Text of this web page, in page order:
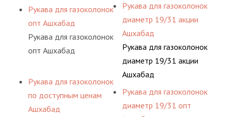
Рукава для газоколонок
опт Ашхабад
Рукава для газоколонок
опт Ашхабад
Рукава для газоколонок
по доступным ценам
Ашхабад
Рукава для газоколонок
диаметр 19/31 акции
Ашхабад
Рукава для газоколонок
диаметр 19/31 акции
Ашхабад
Рукава для газоколонок
диаметр 19/31 опт